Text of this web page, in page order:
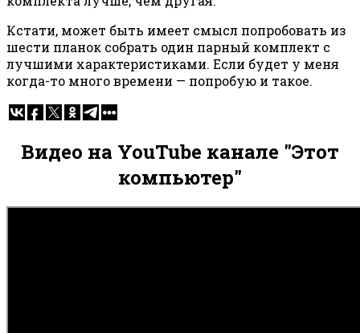
Кстати, может быть имеет смысл попробовать из
шести планок собрать один парный комплект с
лучшими характеристиками. Если будет у меня
когда-то много времени — попробую и такое.
Видео на YouTube канале "Этот
компьютер"